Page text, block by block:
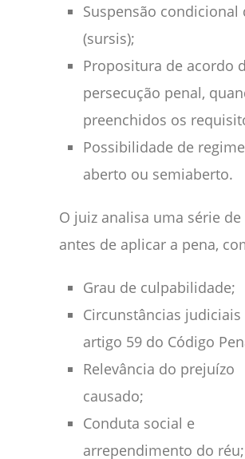
Suspensão condicional
(sursis);
Propositura de acordo
persecução penal,
preenchidos os
Possibilidade de
aberto ou semiaberto.
O juiz analisa uma série
antes de aplicar a pena,
Grau de culpabilidade;
Circunstâncias judiciais
artigo 59 do Código
Relevância do prejuízo
causado;
Conduta social e
arrependimento do réu;